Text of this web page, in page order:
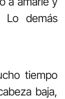
Lo demás
tiempo
baja,